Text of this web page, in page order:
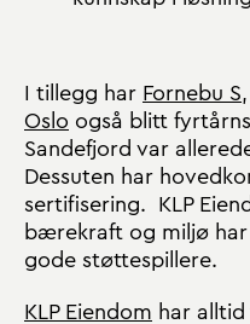
I tillegg har Fornebu S
Oslo også blitt
Sandefjord var
Dessuten har
sertifisering. KLP
bærekraft og miljø
gode støttespillere.
KLP Eiendom har